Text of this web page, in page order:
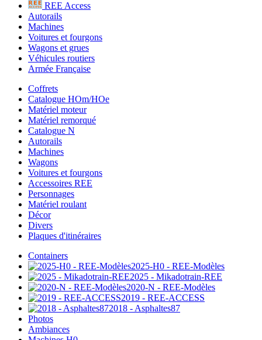
REE Access
Autorails
Machines
Voitures et fourgons
Wagons et grues
Véhicules routiers
Armée Française
Coffrets
Catalogue HOm/HOe
Matériel moteur
Matériel remorqué
Catalogue N
Autorails
Machines
Wagons
Voitures et fourgons
Accessoires REE
Personnages
Matériel roulant
Décor
Divers
Plaques d'itinéraires
Containers
2025-H0 - REE-Modèles
2025 - Mikadotrain-REE
2020-N - REE-Modèles
2019 - REE-ACCESS
2018 - Asphaltes87
Photos
Ambiances